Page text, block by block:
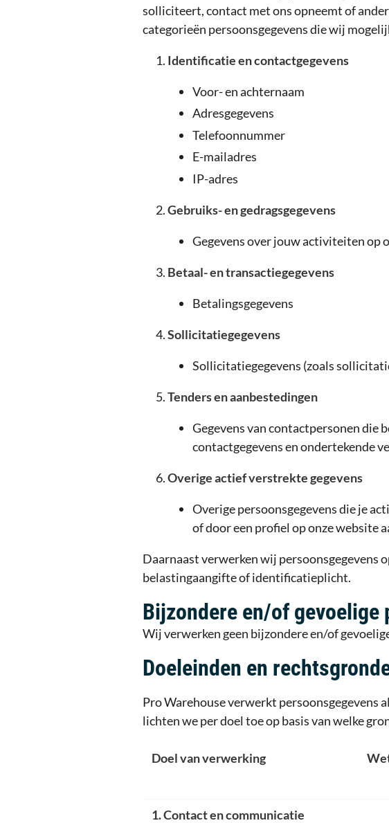
solliciteert, contact met ons opneemt of
categorieën persoonsgegevens die wij
Identificatie en contactgegevens
Voor- en achternaam
Adresgegevens
Telefoonnummer
E-mailadres
IP-adres
Gebruiks- en gedragsgegevens
Gegevens over jouw activiteiten op
Betaal- en transactiegegevens
Betalingsgegevens
Sollicitatiegegevens
Sollicitatiegegevens (zoals
Tenders en aanbestedingen
Gegevens van contactpersonen die
contactgegevens en ondertekende
Overige actief verstrekte gegevens
Overige persoonsgegevens die je
of door een profiel op onze website
Daarnaast verwerken wij persoonsgegevens
belastingaangifte of identificatieplicht.
Bijzondere en/of gevoelige
Wij verwerken geen bijzondere en/of
Doeleinden en
Pro Warehouse verwerkt persoonsgegevens
lichten we per doel toe op basis van welke
Doel van verwerking
1. Contact en communicatie